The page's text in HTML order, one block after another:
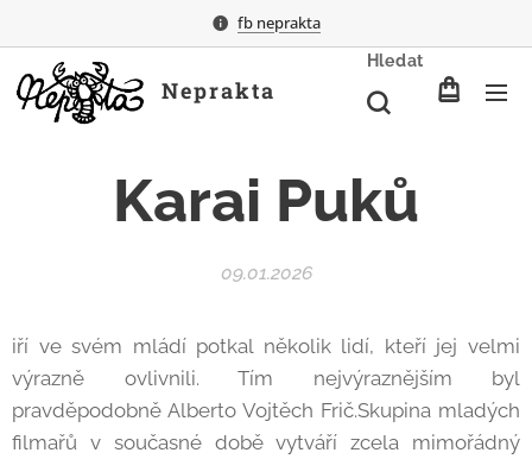
fb neprakta
Neprakta
Hledat
Karai Puků
09.01.2026
iří ve svém mládí potkal několik lidí, kteří jej velmi
výrazně ovlivnili. Tím nejvýraznějším byl
pravděpodobně Alberto Vojtěch Frič.Skupina mladých
filmařů v současné době vytváří zcela mimořádný